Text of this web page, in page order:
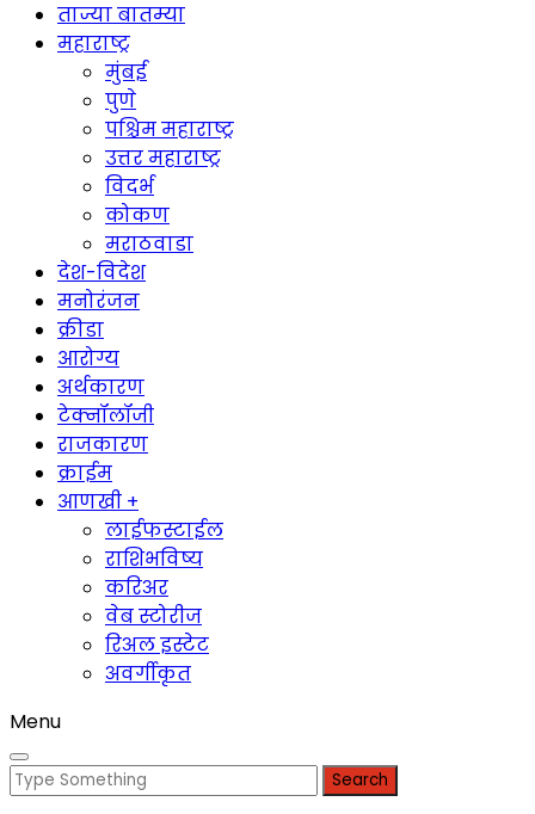
ताज्या बातम्या
महाराष्ट्र
मुंबई
पुणे
पश्चिम महाराष्ट्र
उत्तर महाराष्ट्र
विदर्भ
कोकण
मराठवाडा
देश-विदेश
मनोरंजन
क्रीडा
आरोग्य
अर्थकारण
टेक्नॉलॉजी
राजकारण
क्राईम
आणखी +
लाईफस्टाईल
राशिभविष्य
करिअर
वेब स्टोरीज
रिअल इस्टेट
अवर्गीकृत
Menu
Search